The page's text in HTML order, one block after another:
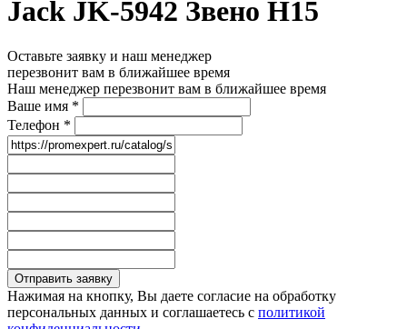
Jack JK-5942 Звено H15
Оставьте заявку и наш менеджер
перезвонит вам в ближайшее время
Наш менеджер перезвонит вам в ближайшее время
Ваше имя *
Телефон *
Отправить заявку
Нажимая на кнопку, Вы даете согласие на обработку
персональных данных и соглашаетесь с политикой